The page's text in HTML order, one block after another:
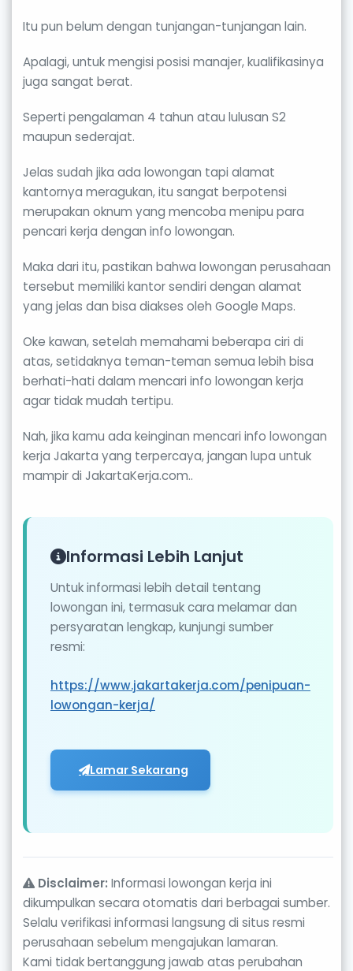
Itu pun belum dengan tunjangan-tunjangan lain.
Apalagi, untuk mengisi posisi manajer, kualifikasinya
juga sangat berat.
Seperti pengalaman 4 tahun atau lulusan S2
maupun sederajat.
Jelas sudah jika ada lowongan tapi alamat
kantornya meragukan, itu sangat berpotensi
merupakan oknum yang mencoba menipu para
pencari kerja dengan info lowongan.
Maka dari itu, pastikan bahwa lowongan perusahaan
tersebut memiliki kantor sendiri dengan alamat
yang jelas dan bisa diakses oleh Google Maps.
Oke kawan, setelah memahami beberapa ciri di
atas, setidaknya teman-teman semua lebih bisa
berhati-hati dalam mencari info lowongan kerja
agar tidak mudah tertipu.
Nah, jika kamu ada keinginan mencari info lowongan
kerja Jakarta yang terpercaya, jangan lupa untuk
mampir di JakartaKerja.com..
Informasi Lebih Lanjut
Untuk informasi lebih detail tentang
lowongan ini, termasuk cara melamar dan
persyaratan lengkap, kunjungi sumber
resmi:
https://www.jakartakerja.com/penipuan-
lowongan-kerja/
Lamar Sekarang
Disclaimer: Informasi lowongan kerja ini
dikumpulkan secara otomatis dari berbagai sumber.
Selalu verifikasi informasi langsung di situs resmi
perusahaan sebelum mengajukan lamaran.
Kami tidak bertanggung jawab atas perubahan